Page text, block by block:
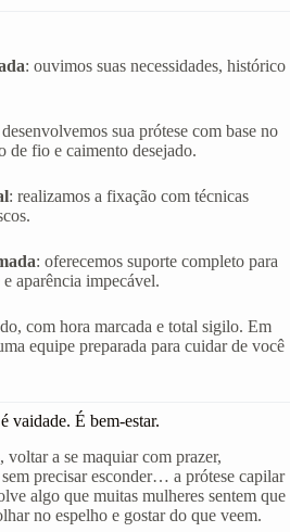
: ouvimos suas necessidades, histórico
desenvolvemos sua prótese com base no
de fio e caimento desejado.
: realizamos a fixação com técnicas
: oferecemos suporte completo para
aparência impecável.
com hora marcada e total sigilo. Em
equipe preparada para cuidar de você
vaidade. É bem-estar.
a se maquiar com prazer,
precisar esconder… a prótese capilar
algo que muitas mulheres sentem que
no espelho e gostar do que veem.